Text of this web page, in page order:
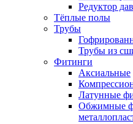
Редуктор
Тёплые полы
Трубы
Трубы из
Фитинги
Аксиальные
Латунные
Обжимные